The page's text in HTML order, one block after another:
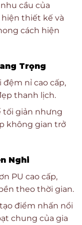
cầu của
thiết kế và
cách hiện
Trọng
đệm nỉ cao cấp,
thanh lịch.
tối giản nhưng
không gian trở
Nghi
PU cao cấp,
theo thời gian.
điểm nhấn nổi
chung của gia